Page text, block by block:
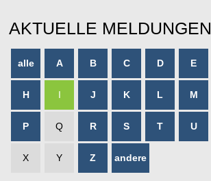
AKTUELLE MELDUNGEN
alle A B C D E
H I J K L M
P Q R S T U
X Y Z andere